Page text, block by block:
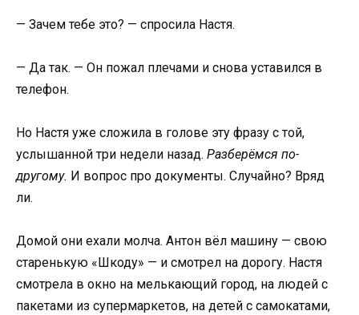
— Зачем тебе это? — спросила Настя.
— Да так. — Он пожал плечами и снова уставился в
телефон.
Но Настя уже сложила в голове эту фразу с той,
услышанной три недели назад. Разберёмся по-
другому. И вопрос про документы. Случайно? Вряд
ли.
Домой они ехали молча. Антон вёл машину — свою
старенькую «Шкоду» — и смотрел на дорогу. Настя
смотрела в окно на мелькающий город, на людей с
пакетами из супермаркетов, на детей с самокатами,